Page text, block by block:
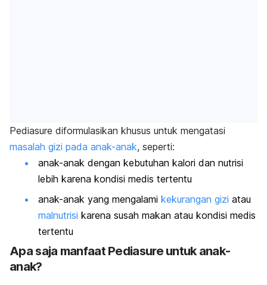
Pediasure diformulasikan khusus untuk mengatasi
masalah gizi pada anak-anak, seperti:
anak-anak dengan kebutuhan kalori dan nutrisi
lebih karena kondisi medis tertentu
anak-anak yang mengalami kekurangan gizi atau
malnutrisi karena susah makan atau kondisi medis
tertentu
Apa saja manfaat Pediasure untuk anak-
anak?